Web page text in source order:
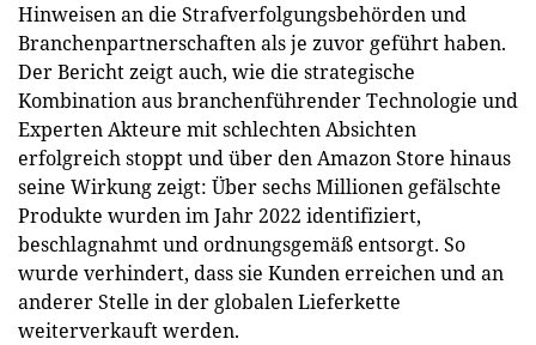
Hinweisen an die Strafverfolgungsbehörden und
Branchenpartnerschaften als je zuvor geführt haben.
Der Bericht zeigt auch, wie die strategische
Kombination aus branchenführender Technologie und
Experten Akteure mit schlechten Absichten
erfolgreich stoppt und über den Amazon Store hinaus
seine Wirkung zeigt: Über sechs Millionen gefälschte
Produkte wurden im Jahr 2022 identifiziert,
beschlagnahmt und ordnungsgemäß entsorgt. So
wurde verhindert, dass sie Kunden erreichen und an
anderer Stelle in der globalen Lieferkette
weiterverkauft werden.